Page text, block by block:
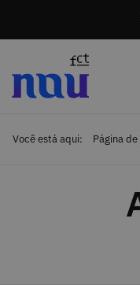
Você está aqui: Página